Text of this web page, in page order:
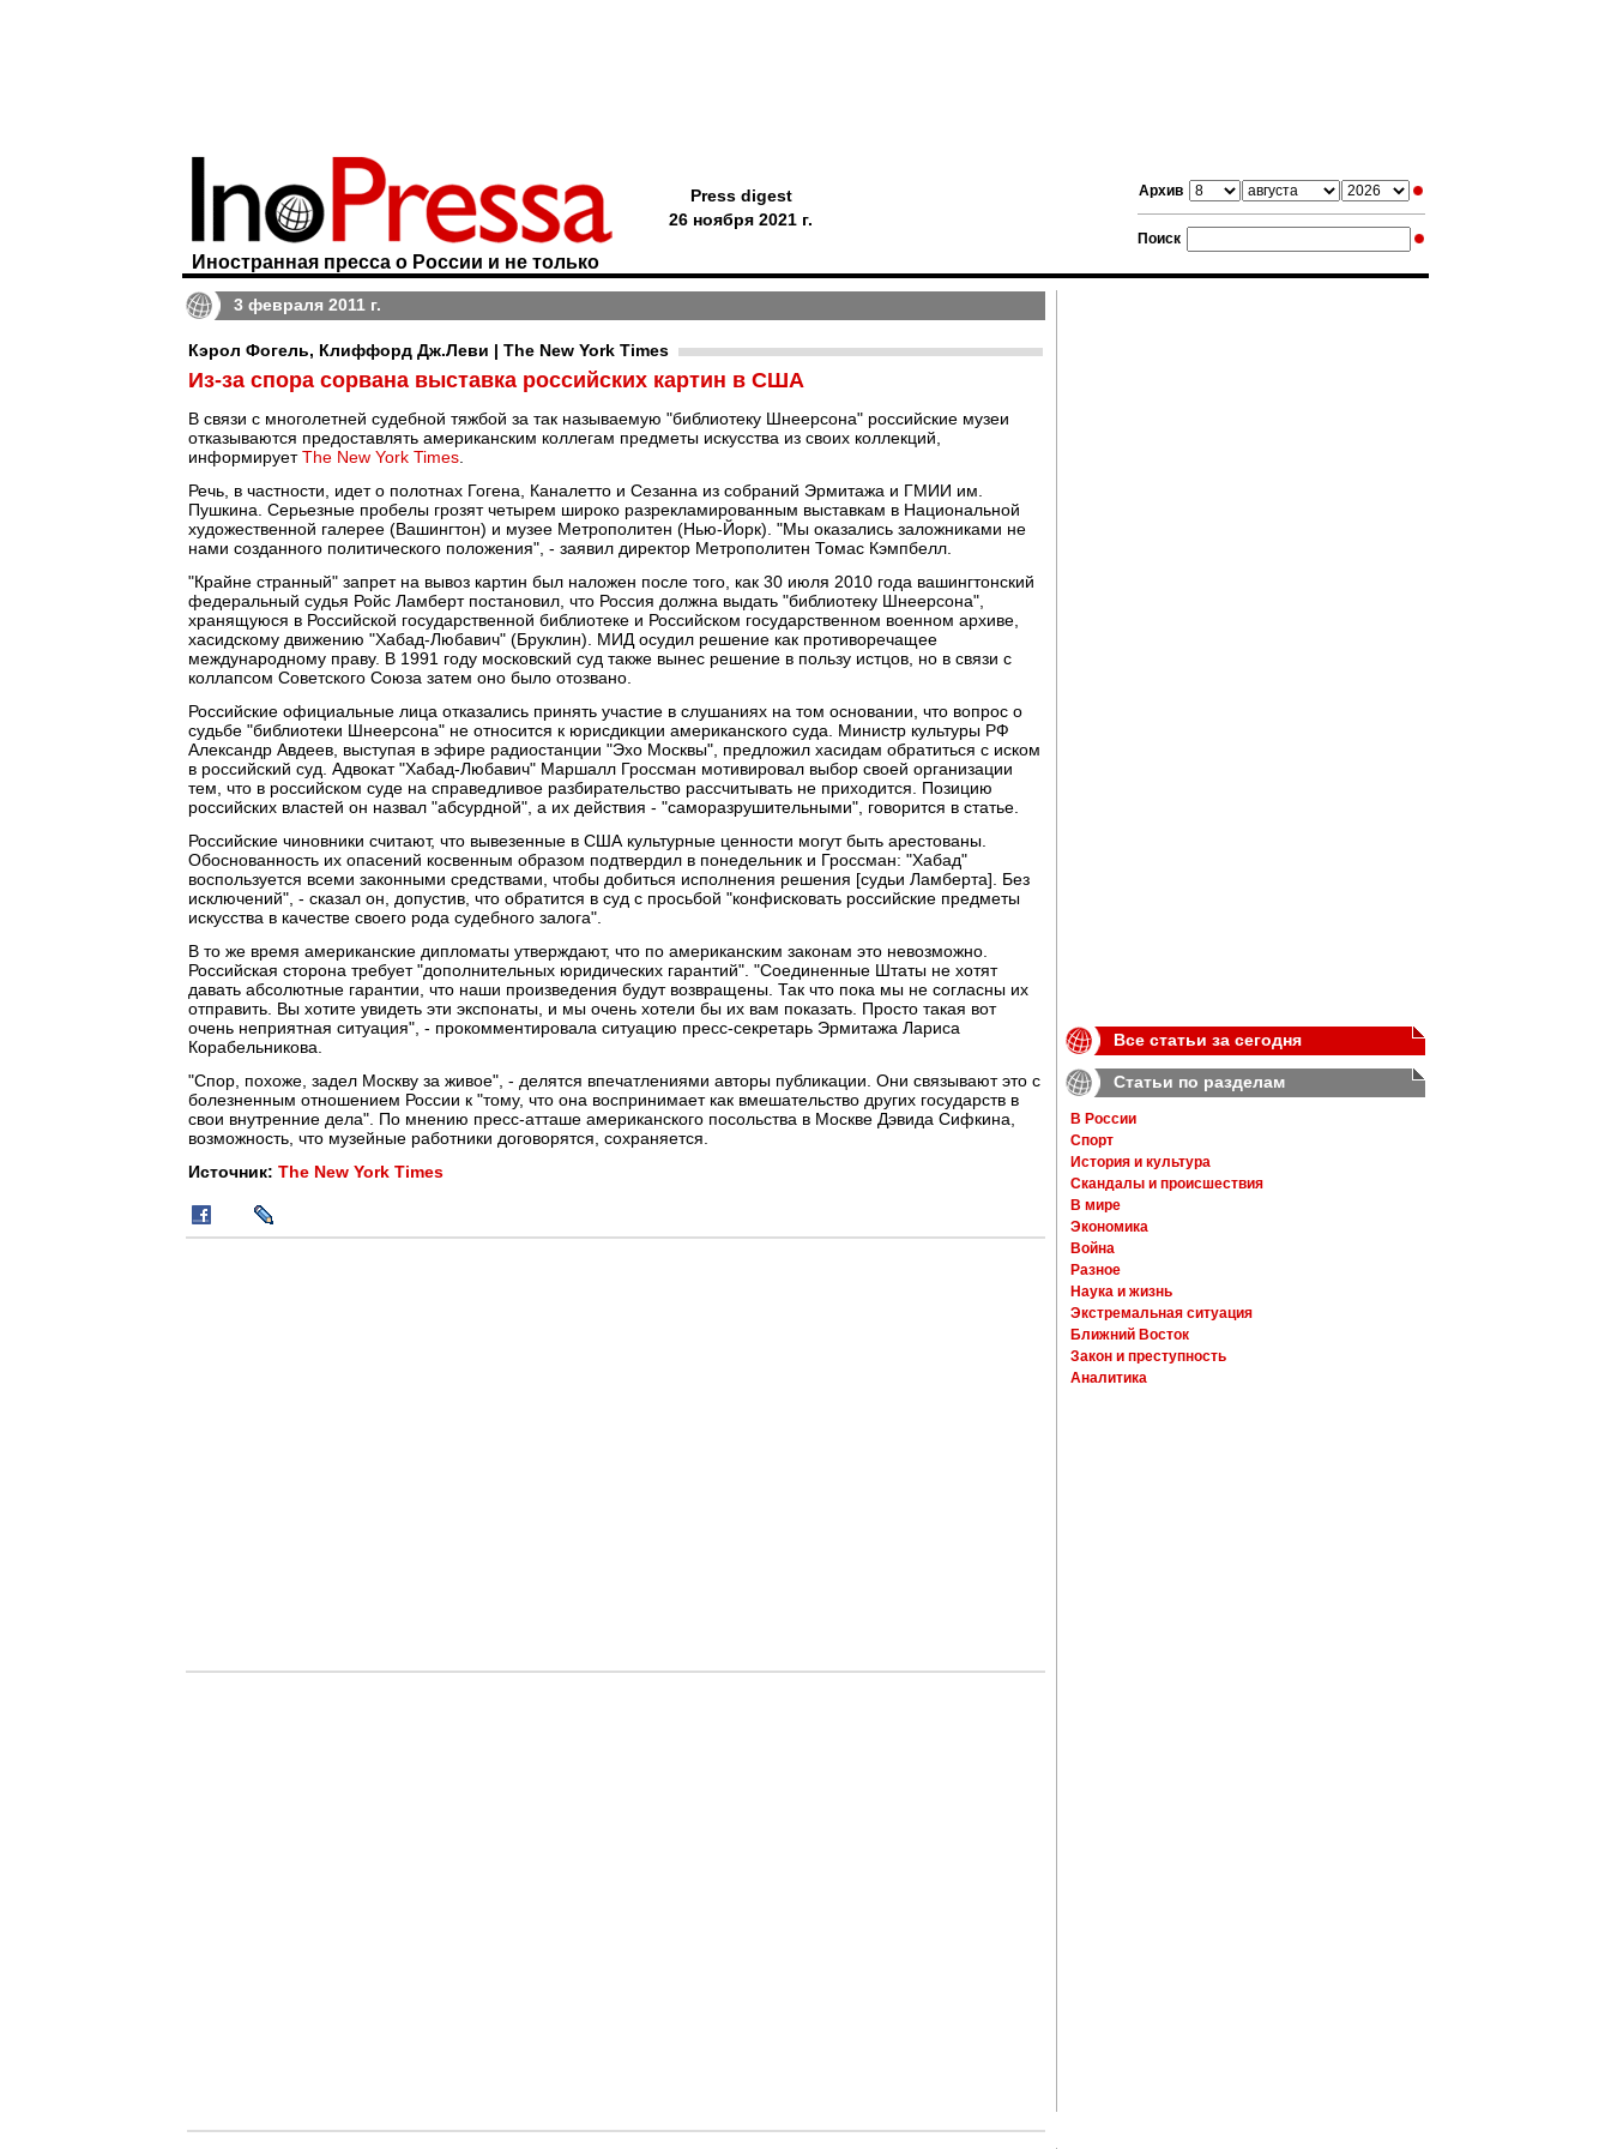
Архив
Поиск
Иностранная пресса о России и не только
Press digest
26 ноября 2021 г.
3 февраля 2011 г.
Кэрол Фогель, Клиффорд Дж.Леви | The New York Times
Из-за спора сорвана выставка российских картин в США
В связи с многолетней судебной тяжбой за так называемую "библиотеку Шнеерсона" российские музеи
отказываются предоставлять американским коллегам предметы искусства из своих коллекций,
информируетThe New York Times
Речь, в частности, идет о полотнах Гогена, Каналетто и Сезанна из собраний Эрмитажа и ГМИИ им.
Пушкина. Серьезные пробелы грозят четырем широко разрекламированным выставкам в Национальной
художественной галерее (Вашингтон) и музее Метрополитен (Нью-Йорк). "Мы оказались заложниками не
нами созданного политического положения", - заявил директор Метрополитен Томас Кэмпбелл.
"Крайне странный" запрет на вывоз картин был наложен после того, как 30 июля 2010 года вашингтонский
федеральный судья Ройс Ламберт постановил, что Россия должна выдать "библиотеку Шнеерсона",
хранящуюся в Российской государственной библиотеке и Российском государственном военном архиве,
хасидскому движению "Хабад-Любавич" (Бруклин). МИД осудил решение как противоречащее
международному праву. В 1991 году московский суд также вынес решение в пользу истцов, но в связи с
коллапсом Советского Союза затем оно было отозвано.
Российские официальные лица отказались принять участие в слушаниях на том основании, что вопрос о
судьбе "библиотеки Шнеерсона" не относится к юрисдикции американского суда. Министр культуры РФ
Александр Авдеев, выступая в эфире радиостанции "Эхо Москвы", предложил хасидам обратиться с иском
в российский суд. Адвокат "Хабад-Любавич" Маршалл Гроссман мотивировал выбор своей организации
тем, что в российском суде на справедливое разбирательство рассчитывать не приходится. Позицию
российских властей он назвал "абсурдной", а их действия - "саморазрушительными", говорится в статье.
Российские чиновники считают, что вывезенные в США культурные ценности могут быть арестованы.
Обоснованность их опасений косвенным образом подтвердил в понедельник и Гроссман: "Хабад"
воспользуется всеми законными средствами, чтобы добиться исполнения решения [судьи Ламберта]. Без
исключений", - сказал он, допустив, что обратится в суд с просьбой "конфисковать российские предметы
искусства в качестве своего рода судебного залога".
В то же время американские дипломаты утверждают, что по американским законам это невозможно.
Российская сторона требует "дополнительных юридических гарантий". "Соединенные Штаты не хотят
давать абсолютные гарантии, что наши произведения будут возвращены. Так что пока мы не согласны их
отправить. Вы хотите увидеть эти экспонаты, и мы очень хотели бы их вам показать. Просто такая вот
очень неприятная ситуация", - прокомментировала ситуацию пресс-секретарь Эрмитажа Лариса
Корабельникова.
"Спор, похоже, задел Москву за живое", - делятся впечатлениями авторы публикации. Они связывают это с
болезненным отношением России к "тому, что она воспринимает как вмешательство других государств в
свои внутренние дела". По мнению пресс-атташе американского посольства в Москве Дэвида Сифкина,
возможность, что музейные работники договорятся, сохраняется.
Источник: The New York Times
Все статьи за сегодня
Статьи по разделам
В России
Спорт
История и культура
Скандалы и происшествия
В мире
Экономика
Война
Разное
Наука и жизнь
Экстремальная ситуация
Ближний Восток
Закон и преступность
Аналитика